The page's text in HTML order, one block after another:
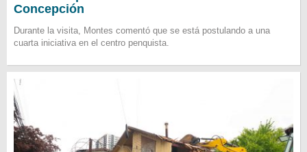
Concepción
Durante la visita, Montes comentó que se está postulando a una
cuarta iniciativa en el centro penquista.